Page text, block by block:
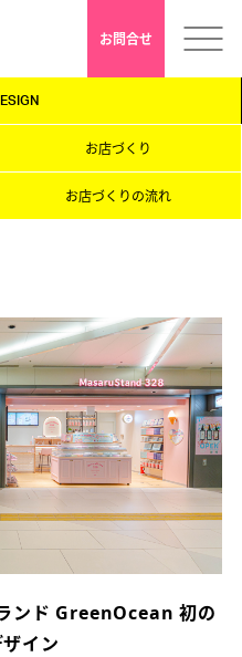
報
イン
ルフ
ザイン
情報
お問合せ
お店づくり
お店づくりの流れ
ンド GreenOcean 初の
イン